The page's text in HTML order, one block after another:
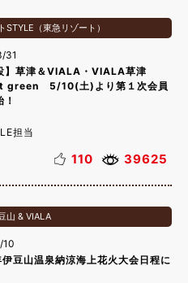
STYLE（東急リゾート）
31
】草津＆VIALA・VIALA草津
green 5/10(土)より第１次会員
担当
110 39625
山 & VIALA
10
豆山温泉納涼海上花火大会日程に